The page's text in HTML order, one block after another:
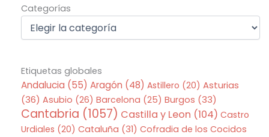
Categorías
Categorías
Etiquetas globales
Andalucia (55) Aragón (48) Astillero (20) Asturias
(36) Asubio (26) Barcelona (25) Burgos (33)
Cantabria (1057) Castilla y Leon (104) Castro
Urdiales (20) Cataluña (31) Cofradia de los Cocidos